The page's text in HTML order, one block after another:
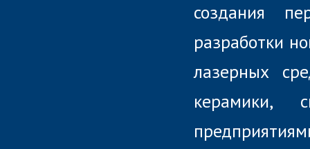
создания
разработки
лазерных
керамики,